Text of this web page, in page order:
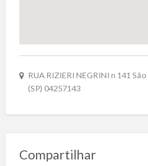
RUA RIZIERI NEGRINI n 141
(SP) 04257143
Compartilhar